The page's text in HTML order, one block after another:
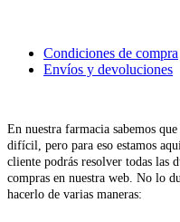
Condiciones de compra
Envíos y devoluciones
En nuestra farmacia sabemos
difícil, pero para eso estamos
cliente podrás resolver todas las
compras en nuestra web. No lo
hacerlo de varias maneras: